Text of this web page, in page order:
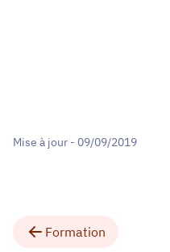
Mise à jour - 09/09/2019
Formation